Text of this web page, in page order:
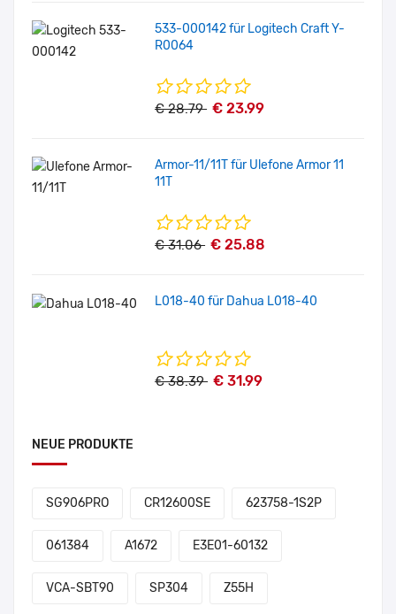
533-000142 für Logitech Craft Y-
R0064
€ 28.79 € 23.99
Armor-11/11T für Ulefone Armor 11
11T
€ 31.06 € 25.88
L018-40 für Dahua L018-40
€ 38.39 € 31.99
NEUE PRODUKTE
SG906PRO CR12600SE 623758-1S2P
061384 A1672 E3E01-60132
VCA-SBT90 SP304 Z55H